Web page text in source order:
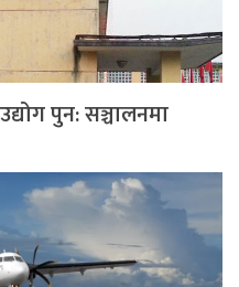
पुन: सञ्चालनमा